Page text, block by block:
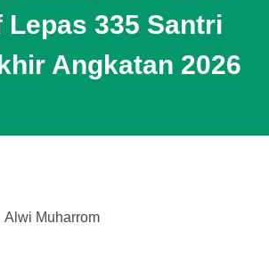
Lepas 335 Santri
Angkatan 2026
Alwi Muharrom